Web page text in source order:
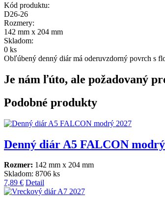
Kód produktu:
D26-26
Rozmery:
142 mm x 204 mm
Skladom:
0 ks
Obľúbený denný diár má oderuvzdorný povrch s
Je nám ľúto, ale požadovaný
Podobné produkty
Denný diár A5 FALCON
Rozmer: 142 mm x 204 mm
Skladom: 8706 ks
7,89 € Detail